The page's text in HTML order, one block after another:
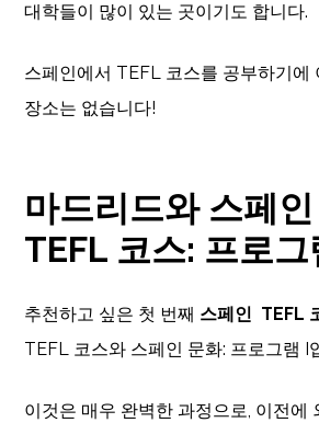
대학들이 많이 있는 곳이기도 합니다.
스페인에서 TEFL 코스를 공부하기에
장소는 없습니다!
마드리드와 스페
TEFL 코스: 프로그
추천하고 싶은 첫 번째 스페인 TEFL
TEFL 코스와 스페인 문화: 프로그램 I
이것은 매우 완벽한 과정으로, 이전에